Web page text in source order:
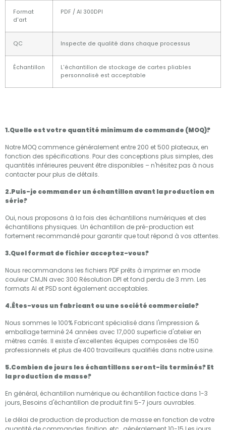
Format
d'art
PDF / AI 300DPI
QC Inspecte de qualité dans chaque processus
Échantillon
L'échantillon de stockage de cartes pliables
personnalisé est acceptable
1.Quelle est votre quantité minimum de commande (MOQ)?
Notre MOQ commence généralement entre 200 et 500 plateaux, en
fonction des spécifications. Pour des conceptions plus simples, des
quantités inférieures peuvent être disponibles – n'hésitez pas à nous
contacter pour plus de détails.
2.Puis-je commander un échantillon avant la production en
série?
Oui, nous proposons à la fois des échantillons numériques et des
échantillons physiques. Un échantillon de pré-production est
fortement recommandé pour garantir que tout répond à vos attentes.
3.Quel format de fichier acceptez-vous?
Nous recommandons les fichiers PDF prêts à imprimer en mode
couleur CMJN avec 300 Résolution DPI et fond perdu de 3 mm. Les
formats AI et PSD sont également acceptables.
4.Êtes-vous un fabricant ou une société commerciale?
Nous sommes le 100% Fabricant spécialisé dans l'impression &
emballage terminé 24 années avec 17,000 superficie d'atelier en
mètres carrés. Il existe d'excellentes équipes composées de 150
professionnels et plus de 400 travailleurs qualifiés dans notre usine.
5.Combien de jours les échantillons seront-ils terminés? Et
la production de masse?
En général, échantillon numérique ou échantillon factice dans 1-3
jours, Besoins d'échantillon de produit fini 5-7 jours ouvrables.
Le délai de production de production de masse en fonction de votre